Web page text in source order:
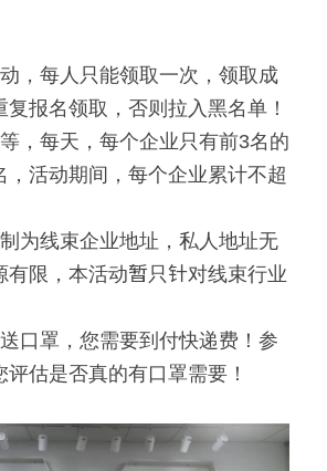
，每人只能领取一次，领取成
报名领取，否则拉入黑名单！
，每天，每个企业只有前3名的
，活动期间，每个企业累计不超
为线束企业地址，私人地址无
有限，本活动暂只针对线束行业
口罩，您需要到付快递费！参
估是否真的有口罩需要！